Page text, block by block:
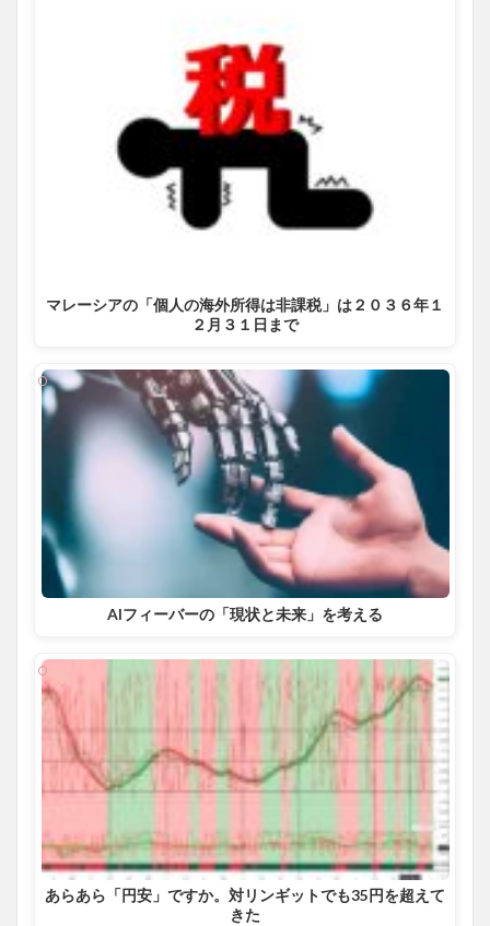
マレーシアの「個人の海外所得は非課税」は２０３６年１
２月３１日まで
AIフィーバーの「現状と未来」を考える
あらあら「円安」ですか。対リンギットでも35円を超えて
きた